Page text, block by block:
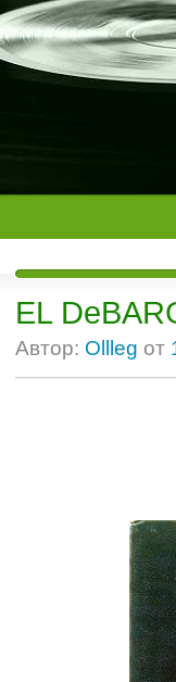
EL
Автор: Ollleg от